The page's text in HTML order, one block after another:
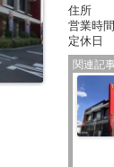
住所
営業時間
定休日
関連記事